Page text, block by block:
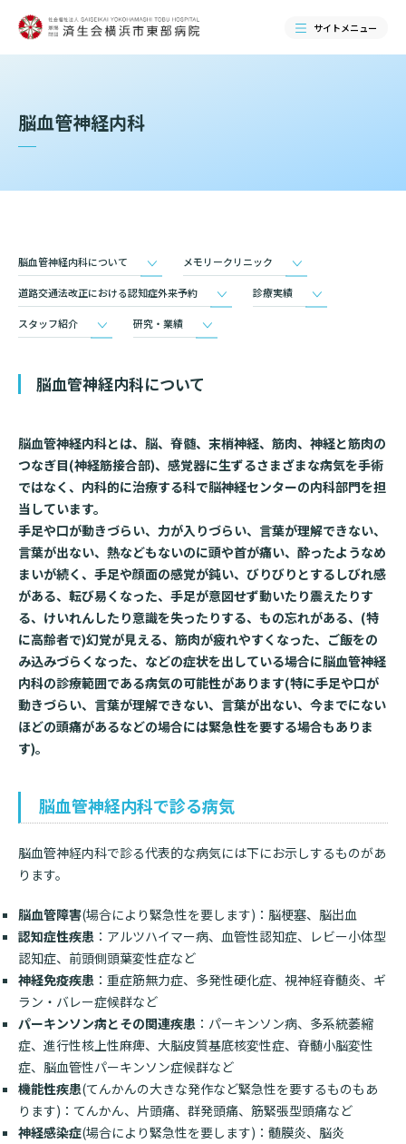
サイトメニュー
当院のご紹介
当院のご紹介トップ
基本情報
院長あいさつ
幹部紹介
理念・方針・患者さんの権利
施設概要と沿革
倫理に関する事
情報公開
厚生労働大臣が定める掲示事項
施設認定
臨床研究に関する情報公開について（オプトアウト）
研究・業績
東部病院の特長
一歩先の医療の提供
広報誌「とーぶたいむ」
公式SNSアカウント一覧
ご来院される方へトップ
外来について
初診の方へ
再診の方へ
セカンドオピニオンのご案内
外来のお会計について
入院・面会について
入院のお会計について
ご面会について
ご来院にあたって
交通アクセス
院内のルールについて
フロアマップ
院内施設のご案内
LINEサービスについて
診療科・センター・部門
医療機関・医療者の方へ
医療機関・医療者の方へトップ
医療連携センターについて
患者さんのご紹介方法
医療連携センター長ごあいさつ
医療連携センターのご案内
連携登録医制度
連携登録医療機関一覧
訪問看護指示書について
医療関係者向け講習・研修
人材開発センター
当院退職後のカルテ閲覧手続きについて
当院退職後のカルテ閲覧手続き
お知らせ
イベント
採用情報
ご寄付のお願い
臨床研究センターのご紹介
クラウドファンディング
診療予約
予約変更・確認
ご相談・お問い合わせ
脳血管神経内科
脳血管神経内科について メモリークリニック
道路交通法改正における認知症外来予約 診療実績
スタッフ紹介 研究・業績
脳血管神経内科について
脳血管神経内科とは、脳、脊髄、末梢神経、筋肉、神経と筋肉の
つなぎ目(神経筋接合部)、感覚器に生ずるさまざまな病気を手術
ではなく、内科的に治療する科で脳神経センターの内科部門を担
当しています。
手足や口が動きづらい、力が入りづらい、言葉が理解できない、
言葉が出ない、熱などもないのに頭や首が痛い、酔ったようなめ
まいが続く、手足や顔面の感覚が鈍い、びりびりとするしびれ感
がある、転び易くなった、手足が意図せず動いたり震えたりす
る、けいれんしたり意識を失ったりする、もの忘れがある、(特
に高齢者で)幻覚が見える、筋肉が疲れやすくなった、ご飯をの
み込みづらくなった、などの症状を出している場合に脳血管神経
内科の診療範囲である病気の可能性があります(特に手足や口が
動きづらい、言葉が理解できない、言葉が出ない、今までにない
ほどの頭痛があるなどの場合には緊急性を要する場合もありま
す)。
脳血管神経内科で診る病気
脳血管神経内科で診る代表的な病気には下にお示しするものがあ
ります。
脳血管障害(場合により緊急性を要します)：脳梗塞、脳出血
認知症性疾患 ：アルツハイマー病、血管性認知症、レビー小体型
認知症、前頭側頭葉変性症など
神経免疫疾患 ：重症筋無力症、多発性硬化症、視神経脊髄炎、ギ
ラン・バレー症候群など
パーキンソン病とその関連疾患 ：パーキンソン病、多系統萎縮
症、進行性核上性麻痺、大脳皮質基底核変性症、脊髄小脳変性
症、脳血管性パーキンソン症候群など
機能性疾患(てんかんの大きな発作など緊急性を要するものもあ
ります) ：てんかん、片頭痛、群発頭痛、筋緊張型頭痛など
神経感染症(場合により緊急性を要します) ：髄膜炎、脳炎